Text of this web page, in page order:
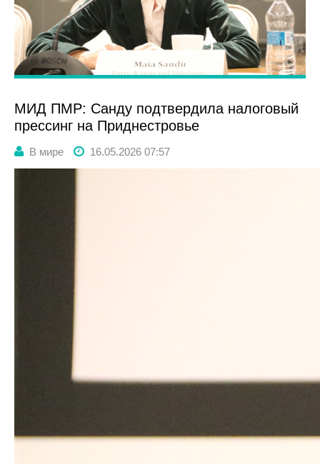
МИД ПМР: Санду подтвердила налоговый
прессинг на Приднестровье
В мире 16.05.2026 07:57